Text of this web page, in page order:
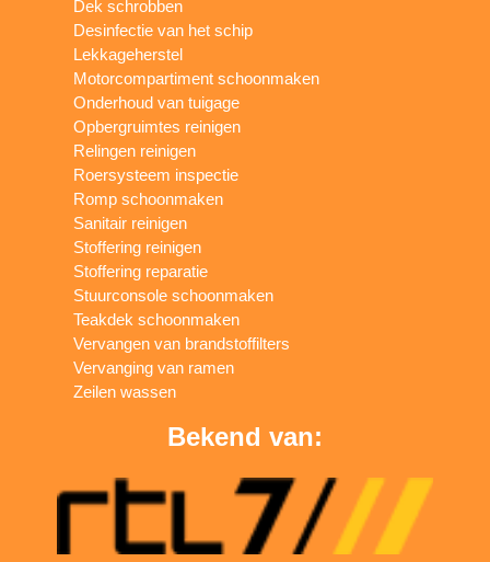
Dek schrobben
Desinfectie van het schip
Lekkageherstel
Motorcompartiment schoonmaken
Onderhoud van tuigage
Opbergruimtes reinigen
Relingen reinigen
Roersysteem inspectie
Romp schoonmaken
Sanitair reinigen
Stoffering reinigen
Stoffering reparatie
Stuurconsole schoonmaken
Teakdek schoonmaken
Vervangen van brandstoffilters
Vervanging van ramen
Zeilen wassen
Bekend van: